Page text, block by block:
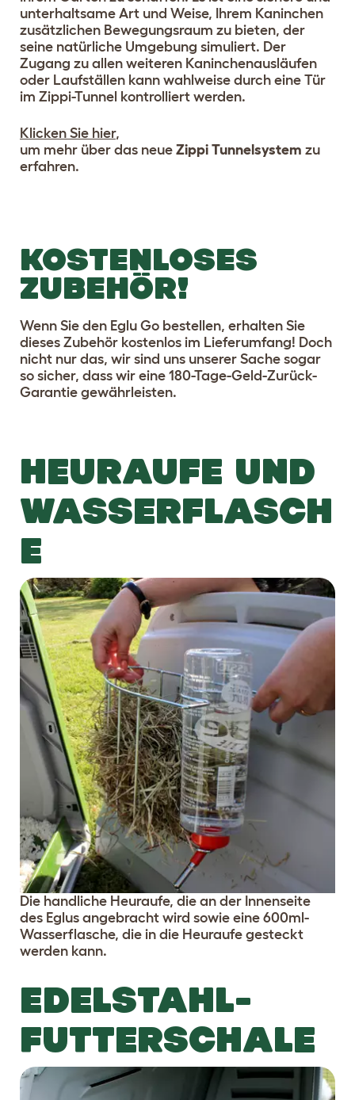
unterhaltsame Art und Weise, Ihrem Kaninchen
zusätzlichen Bewegungsraum zu bieten, der
seine natürliche Umgebung simuliert. Der
Zugang zu allen weiteren Kaninchenausläufen
oder Laufställen kann wahlweise durch eine Tür
im Zippi-Tunnel kontrolliert werden.
Klicken Sie hier,
um mehr über das neue Zippi Tunnelsystem zu
erfahren.
KOSTENLOSES
ZUBEHÖR!
Wenn Sie den Eglu Go bestellen, erhalten Sie
dieses Zubehör kostenlos im Lieferumfang! Doch
nicht nur das, wir sind uns unserer Sache sogar
so sicher, dass wir eine 180-Tage-Geld-Zurück-
Garantie gewährleisten.
HEURAUFE UND
WASSERFLASCH
E
Die handliche Heuraufe, die an der Innenseite
des Eglus angebracht wird sowie eine 600ml-
Wasserflasche, die in die Heuraufe gesteckt
werden kann.
EDELSTAHL-
FUTTERSCHALE